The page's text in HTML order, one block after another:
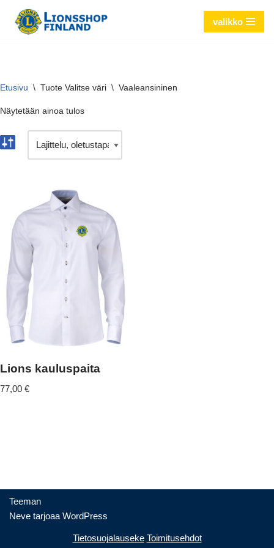
Siirry
valikko
Etusivu \ Tuote Valitse väri \ Vaaleansininen
Näytetään ainoa tulos
Lions kauluspaita
77,00 €
Teeman
Neve tarjoaa WordPress
Tietosuojalauseke Toimitusehdot